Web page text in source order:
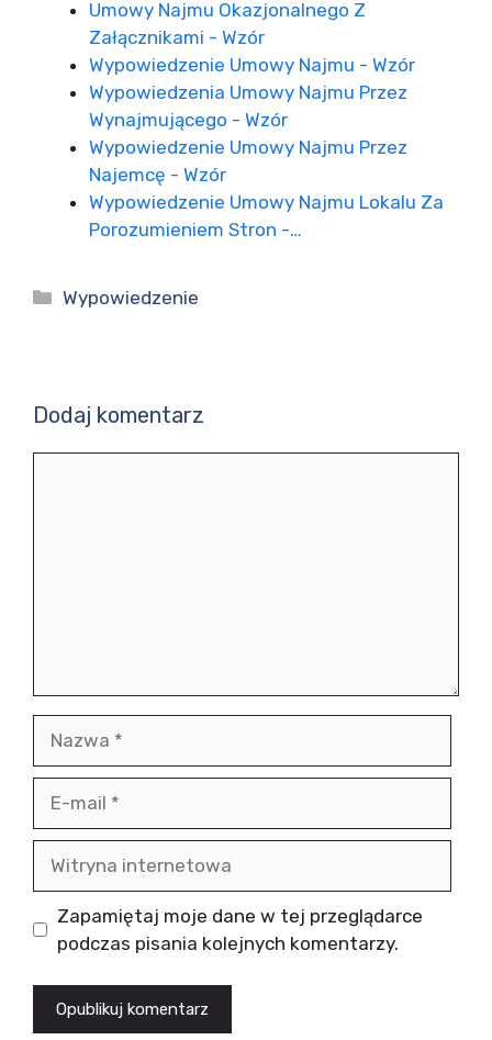
Umowy Najmu Okazjonalnego Z
Załącznikami - Wzór
Wypowiedzenie Umowy Najmu - Wzór
Wypowiedzenia Umowy Najmu Przez
Wynajmującego - Wzór
Wypowiedzenie Umowy Najmu Przez
Najemcę - Wzór
Wypowiedzenie Umowy Najmu Lokalu Za
Porozumieniem Stron -…
Kategorie
Wypowiedzenie
Dodaj komentarz
mail
internetowa
Zapamiętaj moje dane w tej przeglądarce
podczas pisania kolejnych komentarzy.